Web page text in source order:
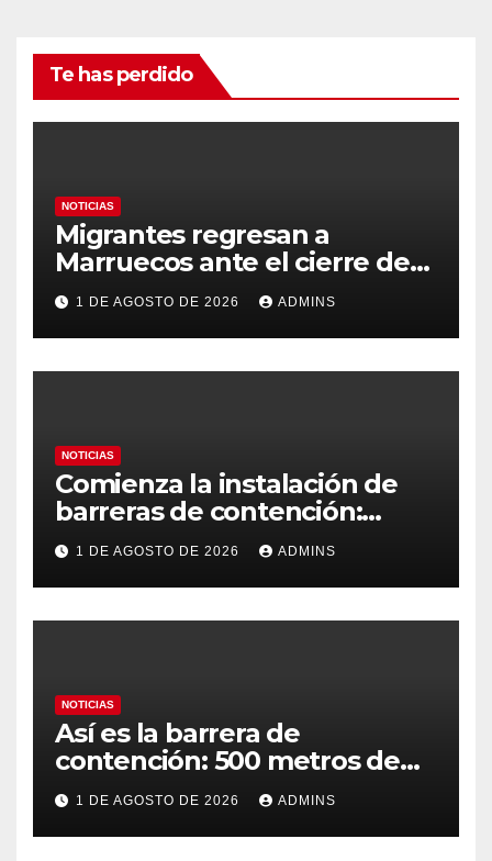
Te has perdido
NOTICIAS
Migrantes regresan a
Marruecos ante el cierre de
tiendas en Ceuta pero con la
idea de volver a cruzar:
«Vimos en Instagram que era
fácil»
1 DE AGOSTO DE 2026 ADMINS
NOTICIAS
Comienza la instalación de
barreras de contención:
habrían vuelto 69.500
migrantes
1 DE AGOSTO DE 2026 ADMINS
NOTICIAS
Así es la barrera de
contención: 500 metros de
longitud, con una altura en
superficie de 30 a 70
centímetros
1 DE AGOSTO DE 2026 ADMINS